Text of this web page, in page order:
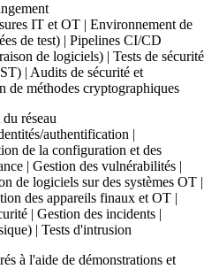
montrons comment
encore plus sûre.
IT et OT | Environnement de
de test) | Pipelines CI/CD
de logiciels) | Tests de sécurité
| Audits de sécurité et
méthodes cryptographiques
réseau
authentification |
de la configuration et des
| Gestion des vulnérabilités |
de logiciels sur des systèmes OT |
des appareils finaux et OT |
| Gestion des incidents |
| Tests d'intrusion
à l'aide de démonstrations et